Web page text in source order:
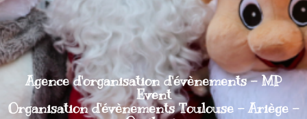
Agence d'organisation d'évènements - MP
Event
Organisation d'évènements Toulouse - Ariège -